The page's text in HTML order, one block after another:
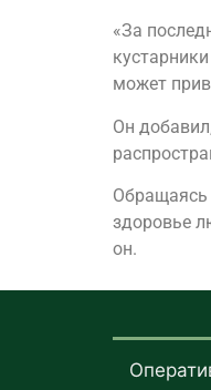
«За
может
Он
Обращаясь
здоровье
он.